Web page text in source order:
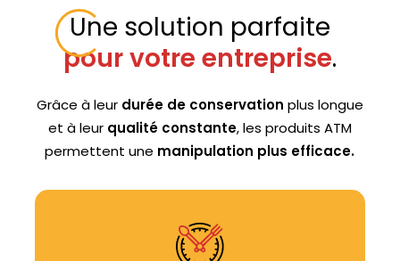
Une solution parfaite
pour votre entreprise.
Grâce à leur durée de conservation plus longue
et à leur qualité constante, les produits ATM
permettent une manipulation plus efficace.